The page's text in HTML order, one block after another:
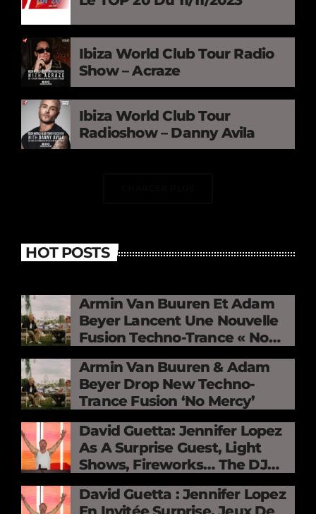
Ibiza World Club Tour Radio
Show – Acraze
Ibiza World Club Tour
Radioshow – Danny Avila
HOT POSTS
Armin Van Buuren Et Adam
Beyer Lancent Une Nouvelle
Fusion Techno-Trance « No
Mercy »
Armin Van Buuren & Adam
Beyer Drop New Techno-
Trance Fusion ‘No Mercy’
David Guetta: Jennifer Lopez
As A Surprise Guest, Light
Shows, Fireworks… The DJ
Electrifies The Stade De
France
David Guetta : Jennifer Lopez